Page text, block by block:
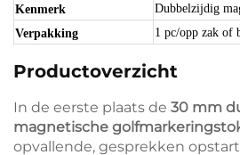
Kenmerk
Dubbelzijdig
Verpakking
1 pc/opp zak of
Productoverzicht
In de eerste plaats de 30 mm
magnetische
opvallende, gesprekken